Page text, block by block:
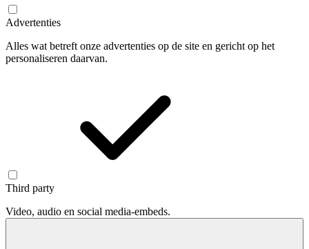
Advertenties
Alles wat betreft onze advertenties op de site en gericht op het
personaliseren daarvan.
Third party
Video, audio en social media-embeds.